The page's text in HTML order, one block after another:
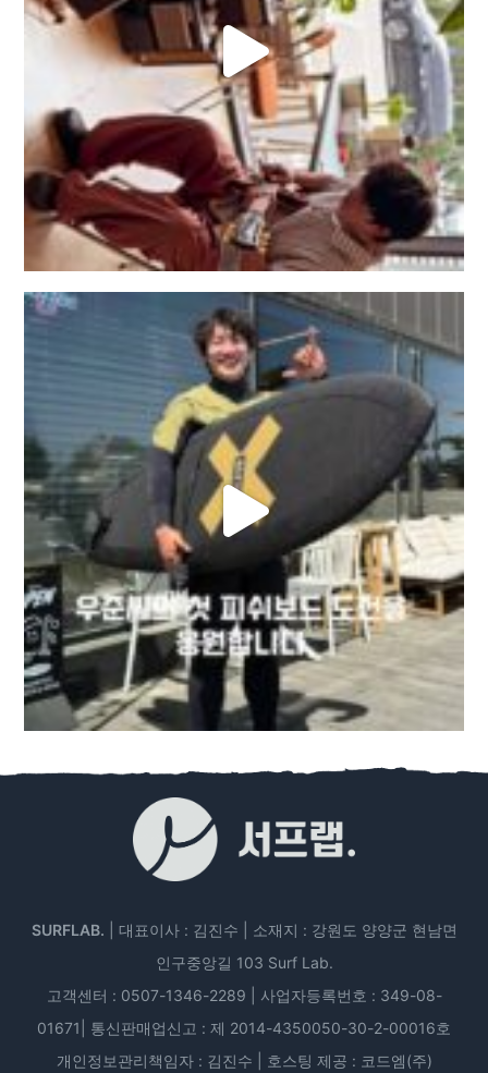
SURFLAB. | 대표이사 : 김진수 | 소재지 : 강원도 양양군 현남면
인구중앙길 103 Surf Lab.
고객센터 : 0507-1346-2289 | 사업자등록번호 : 349-08-
01671| 통신판매업신고 : 제 2014-4350050-30-2-00016호
개인정보관리책임자 : 김진수 | 호스팅 제공 : 코드엠(주)